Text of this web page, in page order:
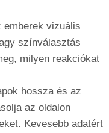
emberek vizuális
színválasztás
milyen reakciókat
hossza és az
az oldalon
Kevesebb adatért